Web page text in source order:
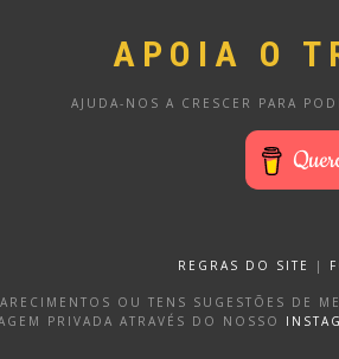
APOIA O
AJUDA-NOS A CRESCER PARA
REGRAS DO SITE |
OU TENS SUGESTÕES DE
PRIVADA ATRAVÉS DO NOSSO